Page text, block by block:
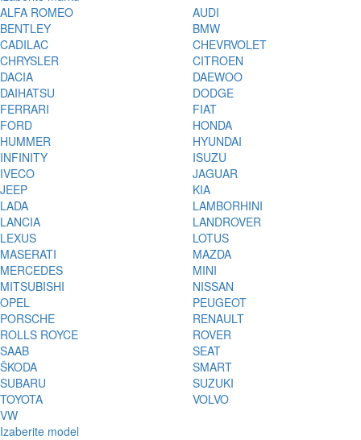
ALFA ROMEO
AUDI
BENTLEY
BMW
CADILAC
CHEVRVOLET
CHRYSLER
CITROEN
DACIA
DAEWOO
DAIHATSU
DODGE
FERRARI
FIAT
FORD
HONDA
HUMMER
HYUNDAI
INFINITY
ISUZU
IVECO
JAGUAR
JEEP
KIA
LADA
LAMBORHINI
LANCIA
LANDROVER
LEXUS
LOTUS
MASERATI
MAZDA
MERCEDES
MINI
MITSUBISHI
NISSAN
OPEL
PEUGEOT
PORSCHE
RENAULT
ROLLS ROYCE
ROVER
SAAB
SEAT
ŠKODA
SMART
SUBARU
SUZUKI
TOYOTA
VOLVO
VW
Izaberite model